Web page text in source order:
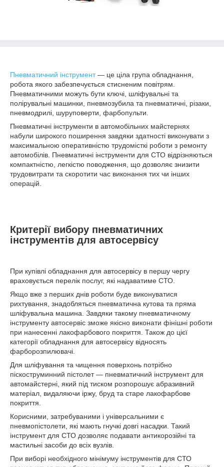
Пневматичний інструмент— це ціла група обладнання,
робота якого забезпечується стисненим повітрям.
Пневматичними можуть бути ключі, шліфувальні та
полірувальні машинки, пневмозубила та пневматичні, різаки,
пневмодрилі, шуруповерти, фарбопульти.
Пневматичні інструменти в автомобільних майстернях
набули широкого поширення завдяки здатності виконувати з
максимальною оперативністю трудомісткі роботи з ремонту
автомобілів. Пневматичні інструменти для СТО відрізняються
компактністю, легкістю поводження, що дозволяє знизити
трудовитрати та скоротити час виконання тих чи інших
операцій.
Критерії вибору пневматичних
інструментів для автосервісу
При купівлі обладнання для автосервісу в першу чергу
враховується перелік послуг, які надаватиме СТО.
Якщо вже з перших днів роботи буде виконуватися
рихтування, знадобляться пневматична кутова та пряма
шліфувальна машина. Завдяки такому пневматичному
інструменту автосервіс зможе якісно виконати фінішні роботи
при нанесенні лакофарбового покриття. Також до цієї
категорії обладнання для автосервісу відносять
фарборозпилювачі.
Для шліфування та чищення поверхонь потрібно
піскоструминний пістолет — пневматичний інструмент для
автомайстерні, який під тиском розпорошує абразивний
матеріал, видаляючи іржу, бруд та старе лакофарбове
покриття.
Корисними, затребуваними і універсальними є
пневмопістолети, які мають гнучкі довгі насадки. Такий
інструмент для СТО дозволяє подавати антикорозійні та
мастильні засоби до всіх вузлів.
При виборі необхідного мінімуму інструментів для СТО